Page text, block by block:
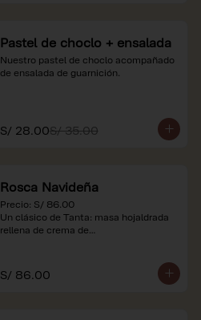
Pastel de choclo + ensalada
Nuestro pastel de choclo acompañado
de ensalada de guarnición.
S/ 28.00S/ 35.00
Rosca Navideña
Precio: S/ 86.00
Un clásico de Tanta: masa hojaldrada
rellena de crema de
*Nuestros precios están expresados en
soles e incluyen impuestos de ley y
S/ 86.00